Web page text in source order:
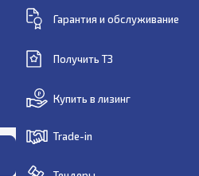
Гарантия и обслуживание
Получить ТЗ
Купить в лизинг
Trade-in